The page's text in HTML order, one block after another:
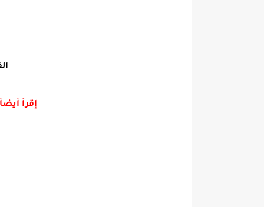
إقرأ